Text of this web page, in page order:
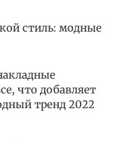
стиль: модные
что добавляет
тренд 2022